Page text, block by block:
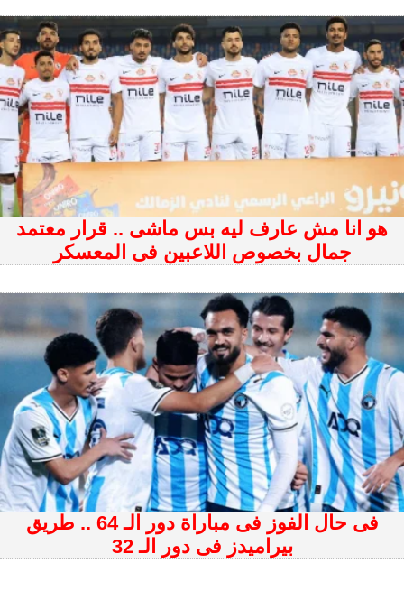
هو انا مش عارف ليه بس ماشى .. قرار معتمد
جمال بخصوص اللاعبين فى المعسكر
فى حال الفوز فى مباراة دور الـ 64 .. طريق
بيراميدز فى دور الـ 32